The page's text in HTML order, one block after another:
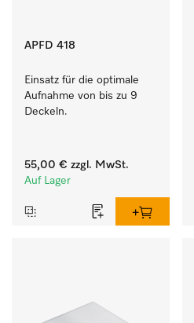
APFD 418
Einsatz für die optimale
Aufnahme von bis zu 9
Deckeln.
55,00 € zzgl. MwSt.
Auf Lager